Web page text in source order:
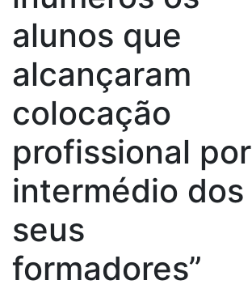
alunos que
alcançaram
colocação
profissional por
intermédio dos
seus
formadores”